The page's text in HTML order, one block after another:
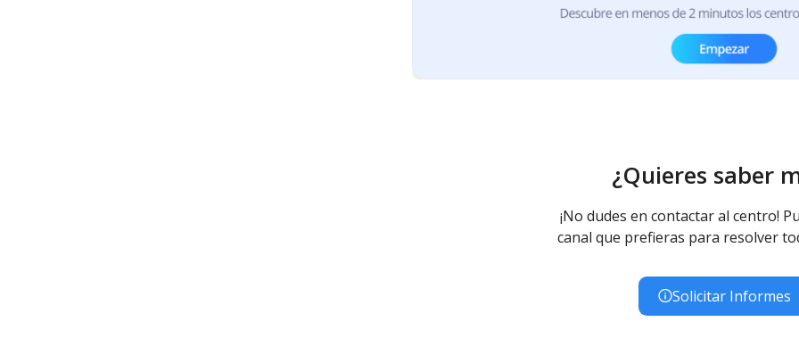
¿Quieres saber
¡No dudes en contactar al centro!
canal que prefieras para resolver
Solicitar Informes